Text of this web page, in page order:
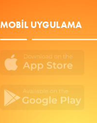
MOBIL UYGULAMA